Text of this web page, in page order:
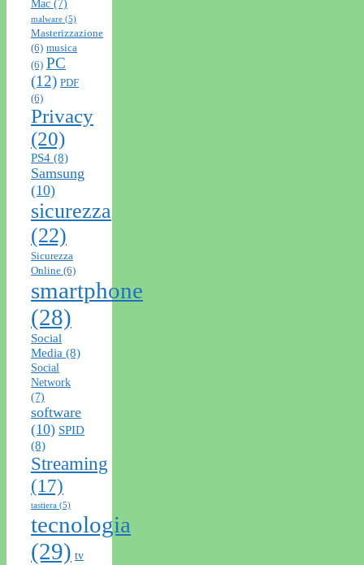
Mac (7)
malware (5)
Masterizzazione
(6) musica
(6) PC
(12) PDF
(6)
Privacy
(20)
PS4 (8)
Samsung
(10)
sicurezza
(22)
Sicurezza
Online (6)
smartphone
(28)
Social
Media (8)
Social
Network
(7)
software
(10) SPID
(8)
Streaming
(17)
tastiera (5)
tecnologia
(29) tv